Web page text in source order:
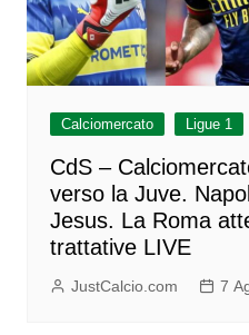
Calciomercato Ligue 1
CdS –
verso la Juve.
Jesus. La Roma
trattative LIVE
JustCalcio.com 7